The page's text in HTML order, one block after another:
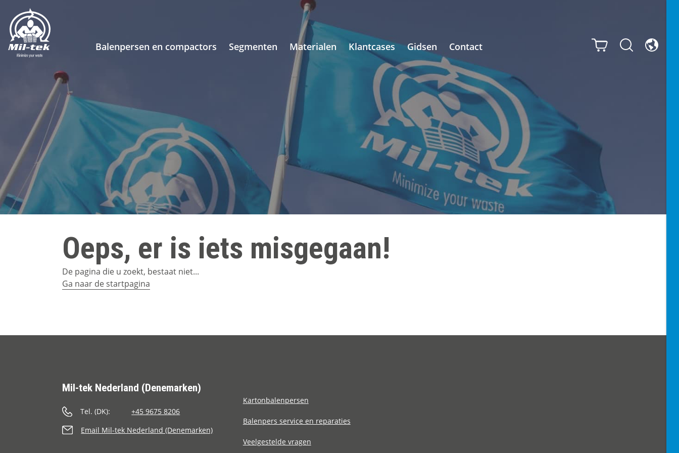
Balenpersen en compactors Segmenten Materialen Klantcases Gidsen Contact
Oeps, er is iets misgegaan!
De pagina die u zoekt, bestaat niet...
Ga naar de startpagina
Mil-tek Nederland (Denemarken)
Tel. (DK):
+45 9675 8206
Email Mil-tek Nederland (Denemarken)
Kartonbalenpersen
Balenpers service en reparaties
Veelgestelde vragen